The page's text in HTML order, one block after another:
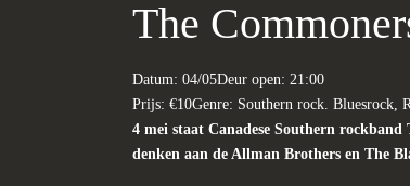
The
Datum: 04/05Deur open: 21:00
Prijs: €10Genre: Southern rock. Bluesrock,
4 mei staat Canadese Southern
denken aan de Allman Brothers en The